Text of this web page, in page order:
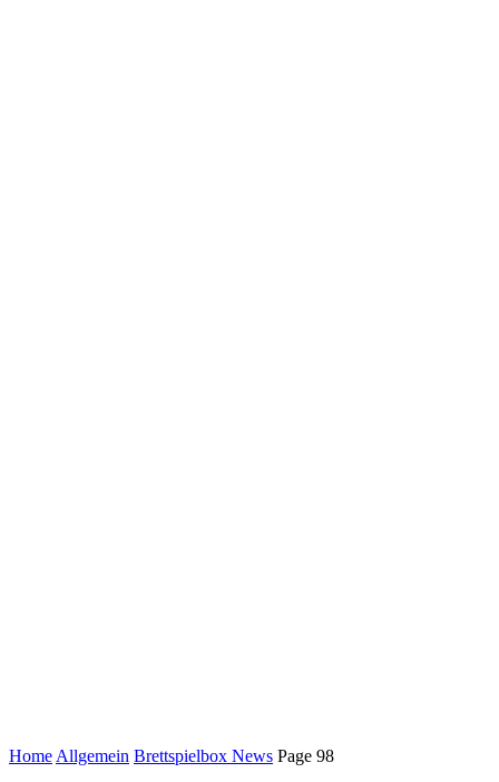
Home Allgemein Brettspielbox News Page 98